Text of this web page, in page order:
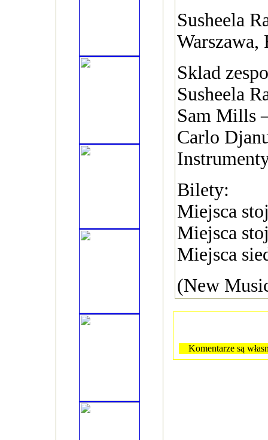
Susheela
Sklad
Susheela
Sam Mills
Carlo
Bilety:
Miejsca
Miejsca
Miejsca
(New
Komentarze są